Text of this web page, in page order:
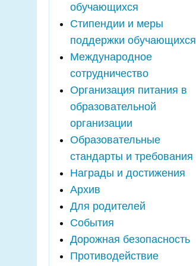
обучающихся
Стипендии и меры
поддержки обучающихся
Международное
сотрудничество
Организация питания в
образовательной
организации
Образовательные
стандарты и требования
Награды и достижения
Архив
Для родителей
События
Дорожная безопасность
Противодействие